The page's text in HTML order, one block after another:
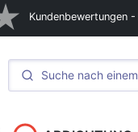
Kundenbewertungen